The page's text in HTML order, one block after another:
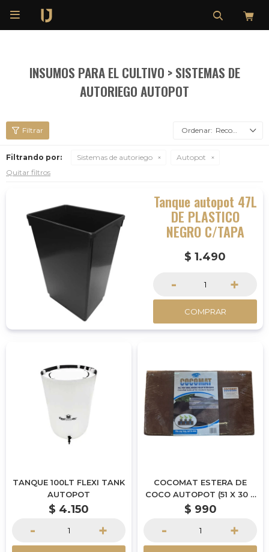

INSUMOS PARA EL CULTIVO > SISTEMAS DE
AUTORIEGO AUTOPOT
Recomendados
Filtrando por: Sistemas de autoriego
Autopot
Quitar filtros
Tanque autopot 47L
DE PLASTICO
NEGRO C/TAPA
$ 1.490
- +
COMPRAR
TANQUE 100LT FLEXI TANK
AUTOPOT
$ 4.150
- +
COCOMAT ESTERA DE
COCO AUTOPOT (51 X 30 X
3CM)
$ 990
- +